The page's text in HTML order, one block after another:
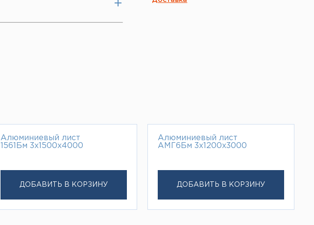
Алюминиевый лист
1561Бм 3х1500х4000
ДОБАВИТЬ В КОРЗИНУ
Алюминиевый лист
АМГ6Бм 3х1200х3000
ДОБАВИТЬ В КОРЗИНУ